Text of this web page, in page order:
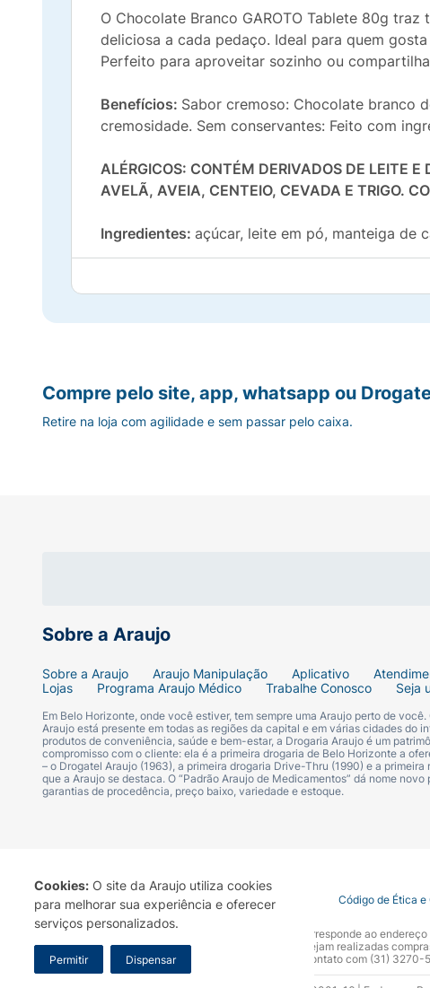
Cookies: O site da Araujo utiliza cookies
para melhorar sua experiência e oferecer
serviços personalizados.
Permitir Dispensar
O Chocolate Branco GAROTO Tablete 80g
deliciosa a cada pedaço. Ideal para quem
Perfeito para aproveitar sozinho ou
Benefícios: Sabor cremoso: Chocolate branco
cremosidade. Sem conservantes: Feito com
ALÉRGICOS: CONTÉM DERIVADOS DE LEITE
AVELÃ, AVEIA, CENTEIO, CEVADA E TRIGO.
Ingredientes: açúcar, leite em pó, manteiga de
CONSERVAR EM
Sobre a Araujo
Sobre a Araujo Araujo Manipulação Aplicativo
Lojas
Programa Araujo Médico Trabalhe Conosco Seja
Em Belo Horizonte, onde você estiver, tem sempre uma Araujo perto de
Araujo está presente em todas as regiões da capital e em várias cidades do
produtos de conveniência, saúde e bem-estar, a Drogaria Araujo é um
compromisso com o cliente: ela é a primeira drogaria de Belo Horizonte a
– o Drogatel Araujo (1963), a primeira drogaria Drive-Thru (1990) e a
que a Araujo se destaca. O “Padrão Araujo de Medicamentos” dá nome
garantias de procedência, preço baixo, variedade e estoque.
Compre pelo site, app, whatsapp ou
Retire na loja com agilidade e sem passar pelo caixa.
Termo de Uso Portal da Privacidade Covid-19 Código de Ética e
A Drogaria Araujo S/A informa que o seu site oficial corresponde ao
marca. Para sua segurança recomendamos que não sejam realizadas
Araujo S.A. Em caso de dúvidas, gentileza entrar em contato com (31) 3270-